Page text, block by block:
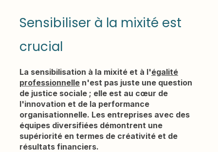
Sensibiliser à la mixité est
crucial
La sensibilisation à la mixité et à l'égalité
professionnelle n'est pas juste une question
de justice sociale ; elle est au cœur de
l'innovation et de la performance
organisationnelle. Les entreprises avec des
équipes diversifiées démontrent une
supériorité en termes de créativité et de
résultats financiers.